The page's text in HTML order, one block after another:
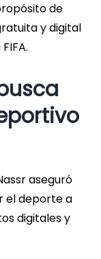
de
y digital
aseguró
el deporte a
digitales y